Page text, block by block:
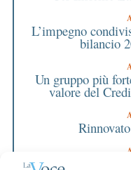
L’impegno
bilancio
Un gruppo più
valore del
Bilancio